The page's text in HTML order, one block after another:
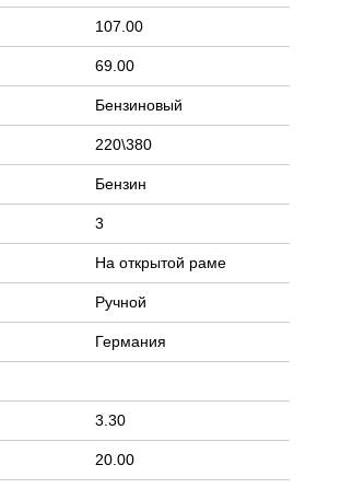
107.00
69.00
Бензиновый
220\380
Бензин
3
На открытой раме
Ручной
Германия
3.30
20.00